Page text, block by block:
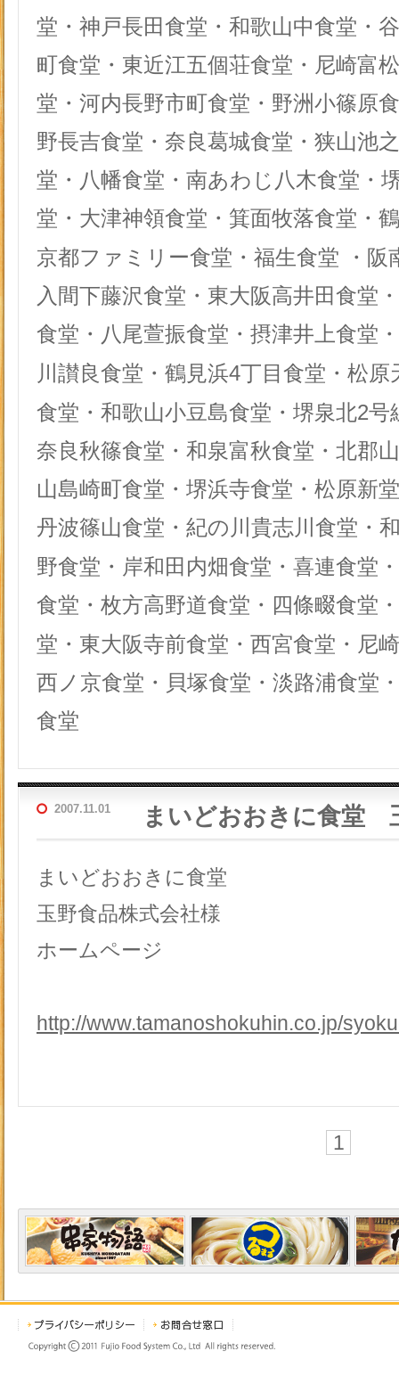
堂・神戸長田食堂・和歌山中食堂・
町食堂・東近江五個荘食堂・尼崎富
堂・河内長野市町食堂・野洲小篠原
野長吉食堂・奈良葛城食堂・狭山池
堂・八幡食堂・南あわじ八木食堂・
堂・大津神領食堂・箕面牧落食堂・
京都ファミリー食堂・福生食堂
・
入間下藤沢食堂・東大阪高井田食堂
食堂・八尾萱振食堂・摂津井上食堂
川讃良食堂・鶴見浜4丁目食堂・松原
食堂・和歌山小豆島食堂・堺泉北2号
奈良秋篠食堂・和泉富秋食堂・北郡
山島崎町食堂・堺浜寺食堂・松原新
丹波篠山食堂・紀の川貴志川食堂・
野食堂・岸和田内畑食堂・喜連食堂
食堂・枚方高野道食堂・四條畷食堂
堂・東大阪寺前食堂・西宮食堂・尼
西ノ京食堂・貝塚食堂・淡路浦食堂
食堂
2007.11.01 まいどおおきに食堂
まいどおおきに食堂
玉野食品株式会社様
ホームページ
http://www.tamanoshokuhin.co.jp/
1